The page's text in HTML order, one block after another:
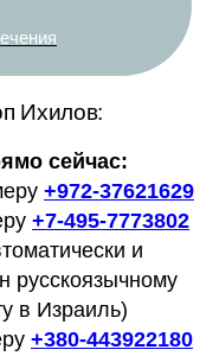
Ихилов:
сейчас:
+972-37621629
+7-495-7773802
и
русскоязычному
в Израиль)
+380-443922180